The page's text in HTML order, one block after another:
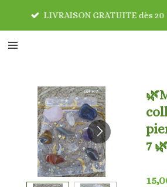
principal
LIVRAISON GRATUITE dès
7